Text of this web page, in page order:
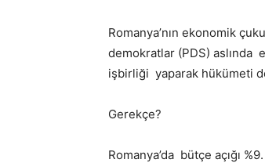
Romanya’nın ekonomik
demokratlar (PDS) aslında
işbirliği yaparak hükümeti
Gerekçe?
Romanya’da bütçe açığı